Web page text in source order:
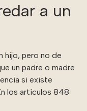
a un
hijo, pero no de
un padre o madre
si existe
los artículos 848